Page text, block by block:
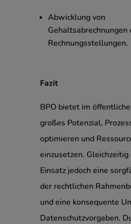
Abwicklung von
Gehaltsabrechnungen
Rechnungsstellungen.
Fazit
BPO bietet im
großes Potenzial,
optimieren und
einzusetzen.
Einsatz jedoch eine
der rechtlichen
und eine konsequente
Datenschutzvorgaben.